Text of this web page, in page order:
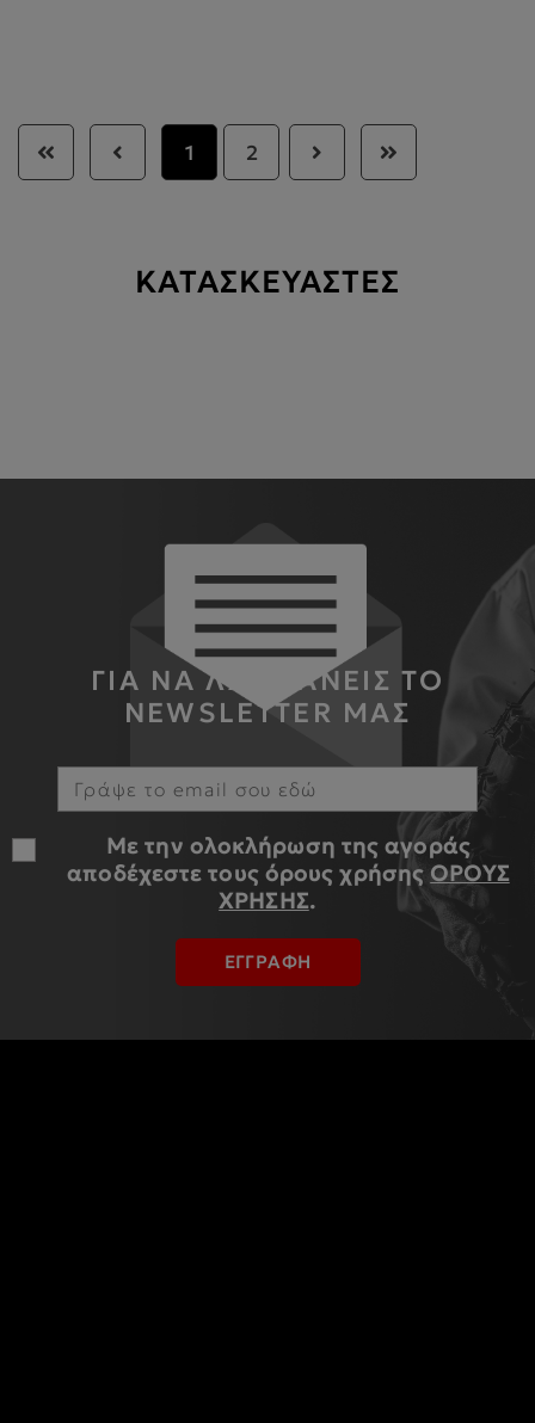
1 2
ΚΑΤΑΣΚΕΥΑΣΤΕΣ
ΓΙΑ ΝΑ ΛΑΜΒΑΝΕΙΣ ΤΟ
NEWSLETTER ΜΑΣ
Με την ολοκλήρωση της αγοράς
αποδέχεστε τους όρους χρήσης ΟΡΟΥΣ
ΧΡΗΣΗΣ.
ΕΓΓΡΑΦΗ